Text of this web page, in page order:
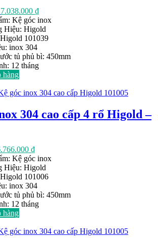
Giá
gốc
là:
10.350.000 ₫.
7.038.000 ₫Giá
hiện
tại
là:
Kệ góc inox
Hiệu: Higold
101039
inox 304
tủ phủ bì: 450mm
12 tháng
hàng
304 cao cấp 4 rổ Higold –
₫.
₫Giá
hiện
tại
là:
6.766.000 ₫.
Kệ góc inox
Hiệu: Higold
101006
inox 304
tủ phủ bì: 450mm
12 tháng
hàng